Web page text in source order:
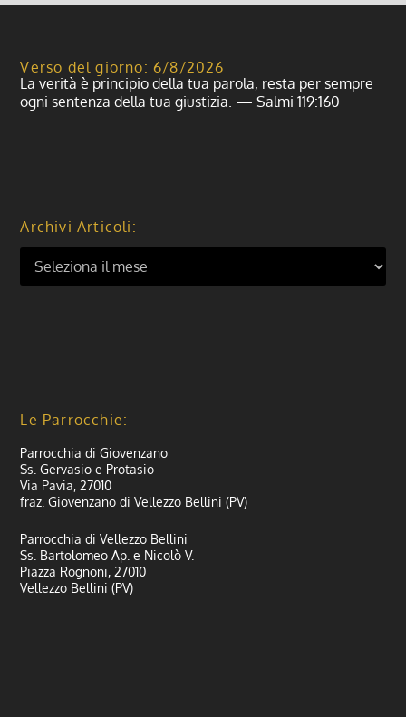
Verso del giorno: 6/8/2026
La verità è principio della tua parola, resta per sempre
ogni sentenza della tua giustizia. — Salmi 119:160
Archivi Articoli:
Le Parrocchie:
Parrocchia di Giovenzano
Ss. Gervasio e Protasio
Via Pavia, 27010
fraz. Giovenzano di Vellezzo Bellini (PV)
Parrocchia di Vellezzo Bellini
Ss. Bartolomeo Ap. e Nicolò V.
Piazza Rognoni, 27010
Vellezzo Bellini (PV)